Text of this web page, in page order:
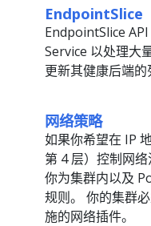
EndpointSlice
EndpointSlice
Service 以处理大
更新其健康后端的
网络策略
如果你希望在 IP
第 4 层）控制网
你为集群内以及
规则。 你的集群
施的网络插件。